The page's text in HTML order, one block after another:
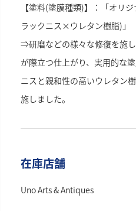
【塗料(塗膜種類)】：「オリ
ラックニス×ウレタン樹脂)」
⇒研磨などの様々な修復を施
が際立つ仕上がり、実用的な
ニスと親和性の高いウレタン
施しました。
在庫店舗
Uno Arts & Antiques